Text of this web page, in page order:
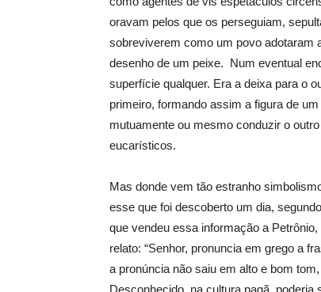
oravam pelos que os perseguiam,
sobreviverem como um povo adotaram
desenho de um peixe. Num eventual
superfície qualquer. Era a deixa para o
primeiro, formando assim a figura de
mutuamente ou mesmo conduzir o
eucarísticos.
Mas donde vem tão estranho
esse que foi descoberto um dia,
que vendeu essa informação a
relato: “Senhor, pronuncia em grego a
a pronúncia não saiu em alto e bom
Desconhecido, na cultura pagã,